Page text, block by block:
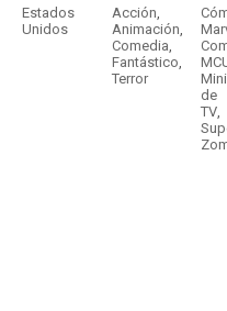
Estados
Unidos
Acción,
Animación,
Comedia,
Fantástico,
Terror
de
TV,